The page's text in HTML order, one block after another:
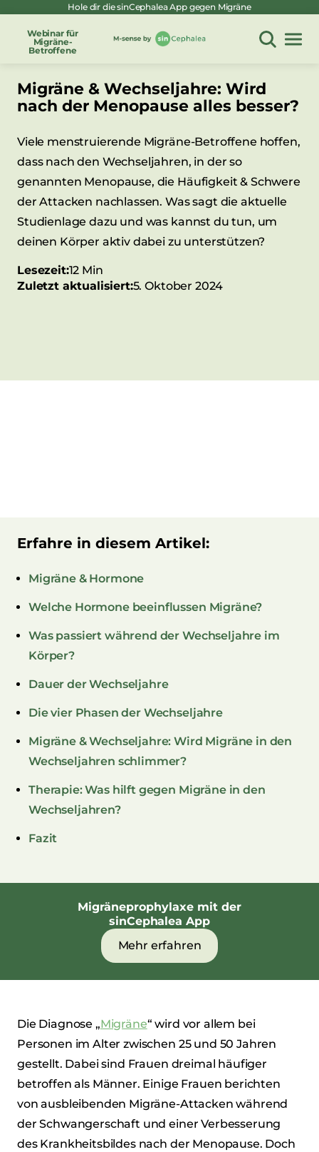
Inhalt
springen
Hole dir die sinCephalea App gegen Migräne
Webinar für
Migräne-
Betroffene
Migräne & Wechseljahre: Wird
nach der Menopause alles besser?
Viele menstruierende Migräne-Betroffene hoffen,
dass nach den Wechseljahren, in der so
genannten Menopause, die Häufigkeit & Schwere
der Attacken nachlassen. Was sagt die aktuelle
Studienlage dazu und was kannst du tun, um
deinen Körper aktiv dabei zu unterstützen?
Lesezeit:12 Min
Zuletzt aktualisiert:5. Oktober 2024
Erfahre in diesem Artikel:
Migräne & Hormone
Welche Hormone beeinflussen Migräne?
Was passiert während der Wechseljahre im
Körper?
Dauer der Wechseljahre
Die vier Phasen der Wechseljahre
Migräne & Wechseljahre: Wird Migräne in den
Wechseljahren schlimmer?
Therapie: Was hilft gegen Migräne in den
Wechseljahren?
Fazit
Migräneprophylaxe mit der
sinCephalea App
Mehr erfahren
Die Diagnose „Migräne“ wird vor allem bei
Personen im Alter zwischen 25 und 50 Jahren
gestellt. Dabei sind Frauen dreimal häufiger
betroffen als Männer. Einige Frauen berichten
von ausbleibenden Migräne-Attacken während
der Schwangerschaft und einer Verbesserung
des Krankheitsbildes nach der Menopause. Doch